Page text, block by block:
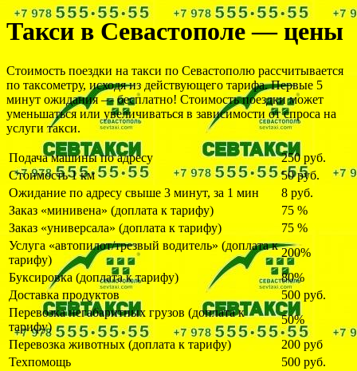
Такси в Севастополе — цены
Стоимость поездки на такси по Севастополю рассчитывается
по таксометру, исходя из действующего тарифа. Первые 5
минут ожидания — бесплатно! Стоимость поездки может
уменьшаться или увеличиваться в зависимости от спроса на
услуги такси.
Подача машины по адресу
250 руб.
Стоимость 1 км
50 руб.
Ожидание по адресу свыше 3 минут, за 1 мин
8 руб.
Заказ «минивена» (доплата к тарифу)
75 %
Заказ «универсала» (доплата к тарифу)
75 %
Услуга «автопилот/трезвый водитель» (доплата к
тарифу)
200%
Буксировка (доплата к тарифу)
80%
Доставка продуктов
500 руб.
Перевозка негабаритных грузов (доплата к
тарифу)
50%
Перевозка животных (доплата к тарифу)
200 руб
Техпомощь
500 руб.